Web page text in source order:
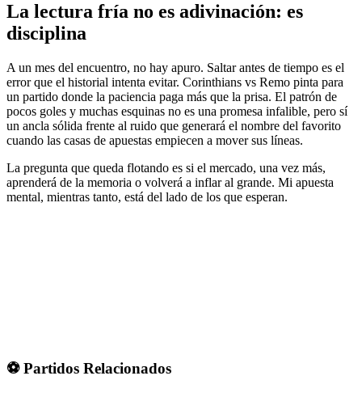
La lectura fría no es adivinación: es
disciplina
A un mes del encuentro, no hay apuro. Saltar antes de tiempo es el
error que el historial intenta evitar. Corinthians vs Remo pinta para
un partido donde la paciencia paga más que la prisa. El patrón de
pocos goles y muchas esquinas no es una promesa infalible, pero sí
un ancla sólida frente al ruido que generará el nombre del favorito
cuando las casas de apuestas empiecen a mover sus líneas.
La pregunta que queda flotando es si el mercado, una vez más,
aprenderá de la memoria o volverá a inflar al grande. Mi apuesta
mental, mientras tanto, está del lado de los que esperan.
⚽ Partidos Relacionados